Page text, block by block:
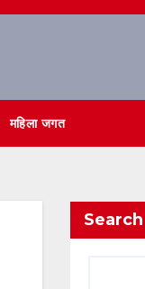
महिला जगत
Search